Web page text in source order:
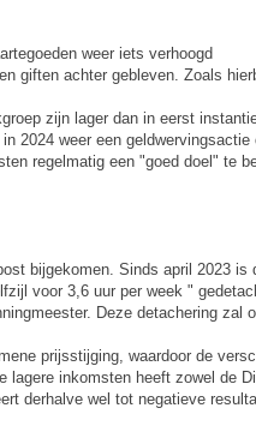
weer iets verhoogd
giften achter gebleven. Zoals
zijn lager dan in eerst
2024 weer een geldwervingsactie
regelmatig een "goed doel" te
bijgekomen. Sinds april 2023 is
voor 3,6 uur per week "
Deze detachering zal
prijsstijging, waardoor de
inkomsten heeft zowel de
derhalve wel tot negatieve